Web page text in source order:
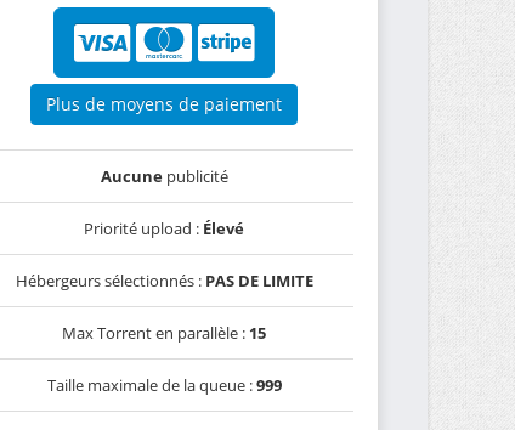
Plus de moyens de paiement
Aucunepublicité
Priorité upload : Élevé
Hébergeurs sélectionnés : PAS DE LIMITE
Max Torrent en parallèle : 15
Taille maximale de la queue :999